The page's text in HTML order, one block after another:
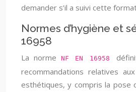
demander s’il a suivi cette
Normes d’hygiène et
16958
La norme NF EN 16958
recommandations relatives
esthétiques, y compris la pose